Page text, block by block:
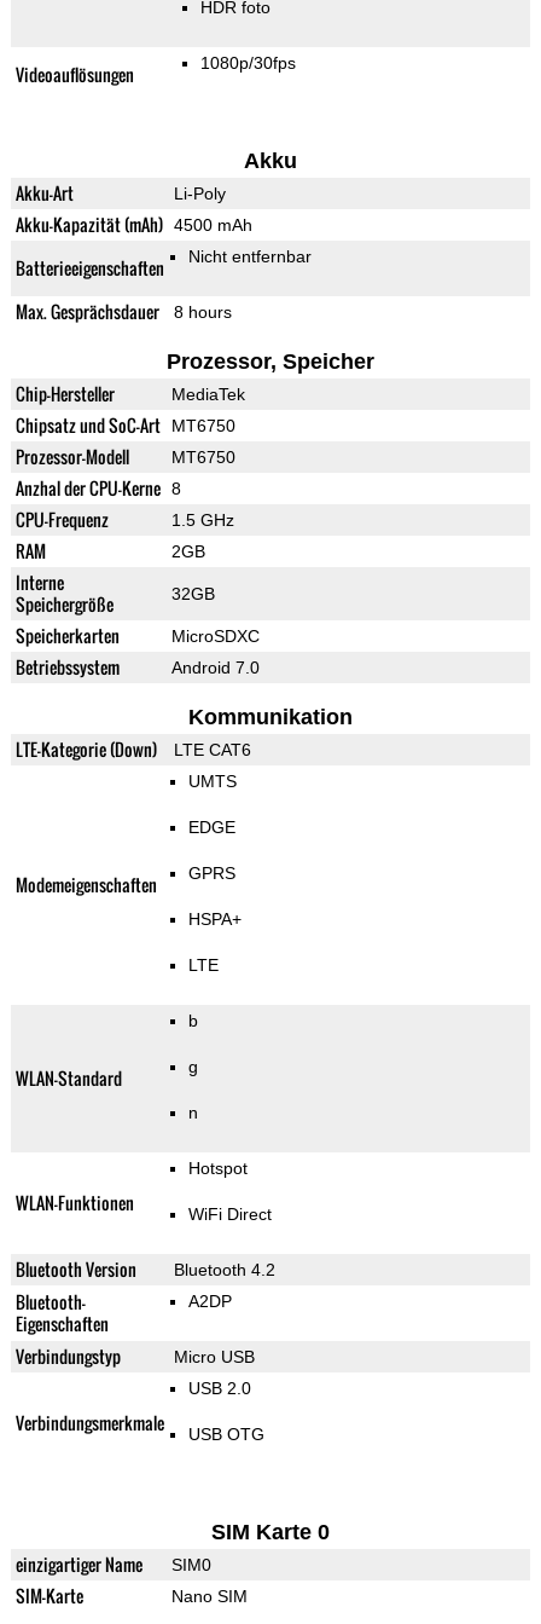
HDR foto
Videoauflösungen 1080p/30fps
Akku
Akku-Art Li-Poly
Akku-Kapazität (mAh) 4500 mAh
Batterieeigenschaften Nicht entfernbar
Max. Gesprächsdauer 8 hours
Prozessor, Speicher
Chip-Hersteller MediaTek
Chipsatz und SoC-Art MT6750
Prozessor-Modell MT6750
Anzhal der CPU-Kerne 8
CPU-Frequenz 1.5 GHz
RAM 2GB
Interne
Speichergröße
32GB
Speicherkarten MicroSDXC
Betriebssystem Android 7.0
Kommunikation
LTE-Kategorie (Down) LTE CAT6
Modemeigenschaften
UMTS
EDGE
GPRS
HSPA+
LTE
WLAN-Standard
b
g
n
WLAN-Funktionen
Hotspot
WiFi Direct
Bluetooth Version Bluetooth 4.2
Bluetooth-
Eigenschaften
A2DP
Verbindungstyp Micro USB
Verbindungsmerkmale
USB 2.0
USB OTG
SIM Karte 0
einzigartiger Name SIM0
SIM-Karte Nano SIM